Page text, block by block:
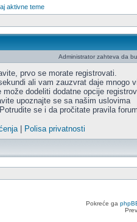
aktivne teme
Administrator zahteva da
prvo se morate registrovati.
ali vam zauzvrat daje mnogo
dodeliti dodatne opcije
upoznajte se sa našim uslovima
se i da pročitate pravila
| Polisa privatnosti
Pokreće ga